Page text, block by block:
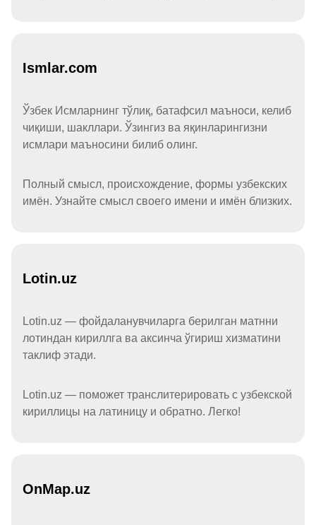
Ismlar.com
Ўзбек Исмларнинг тўлиқ, батафсил маъноси, келиб
чиқиши, шакллари. Ўзингиз ва яқинларингизни
исмлари маъносини билиб олинг.
Полный смысл, происхождение, формы узбекских
имён. Узнайте смысл своего имени и имён близких.
Lotin.uz
Lotin.uz — фойдаланувчиларга берилган матнни
лотиндан кириллга ва аксинча ўгириш хизматини
таклиф этади.
Lotin.uz — поможет транслитерировать с узбекской
кириллицы на латиницу и обратно. Легко!
OnMap.uz